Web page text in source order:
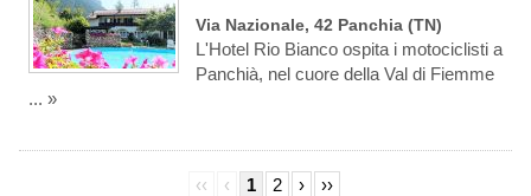
Via Nazionale, 42 Panchia (TN)
L'Hotel Rio Bianco ospita i motociclisti a
Panchià, nel cuore della Val di Fiemme
... »
‹‹ ‹ 1 2 › ››